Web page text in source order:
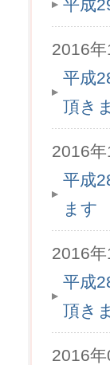
平成
2016年
平成
頂き
2016年
平成
ます
2016年
平成
頂き
2016年